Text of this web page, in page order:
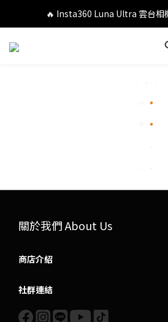
🔥 DJI OSMO POCKET 4P 口袋
🔥 Insta360 Luna Ultra 雲台相
🔥 Insta360 GO Ultra Hello Kitty 聯
關於我們 About Us
商店介紹
社群連結